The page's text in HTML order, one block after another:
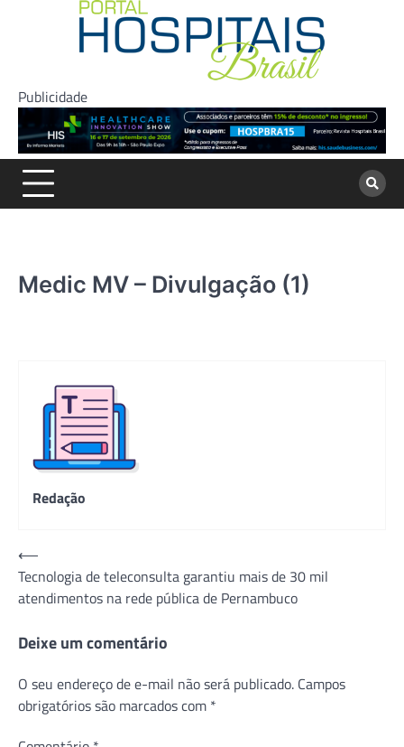
Publicidade
Medic MV – Divulgação (1)
Redação
Navegação
de
Post
⟵
Tecnologia de teleconsulta garantiu mais de 30 mil
atendimentos na rede pública de Pernambuco
Deixe um comentário
O seu endereço de e-mail não será publicado. Campos
obrigatórios são marcados com *